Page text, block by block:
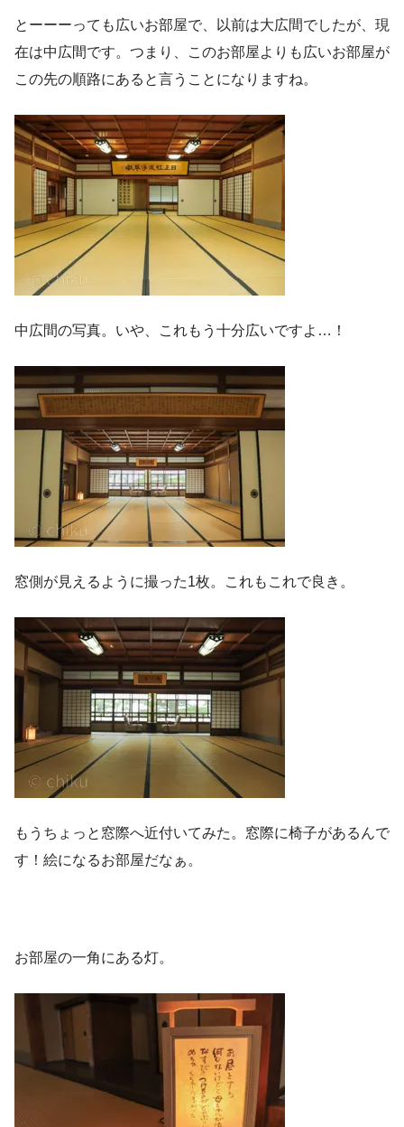
とーーーっても広いお部屋で、以前は大広間でしたが、現
在は中広間です。つまり、このお部屋よりも広いお部屋が
この先の順路にあると言うことになりますね。
中広間の写真。いや、これもう十分広いですよ…！
窓側が見えるように撮った1枚。これもこれで良き。
もうちょっと窓際へ近付いてみた。窓際に椅子があるんで
す！絵になるお部屋だなぁ。
お部屋の一角にある灯。